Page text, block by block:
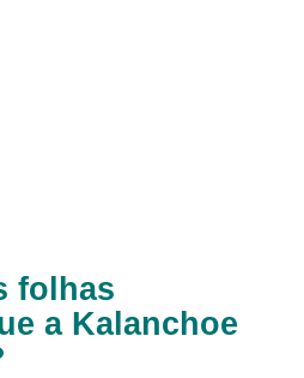
folhas
a Kalanchoe